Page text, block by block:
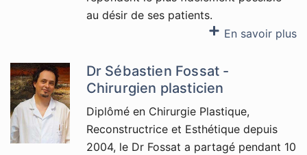
au désir de ses patients.
En savoir plus
Dr Sébastien Fossat -
Chirurgien plasticien
Diplômé en Chirurgie Plastique,
Reconstructrice et Esthétique depuis
2004, le Dr Fossat a partagé pendant 10